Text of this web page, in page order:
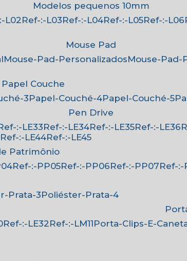
Modelos pequenos 10mm
:-L02 Ref-:-L03 Ref-:-L04 Ref-:-L05 Ref-:-L06
Mouse Pad
Mouse-Pad-Personalizados Mouse-
Papel Couche
3 Papel-Couché-4 Papel-Couché-5
Pen Drive
Ref-:-LE33 Ref-:-LE34 Ref-:-LE35 Ref-:-LE36
Ref-:-LE44
Ref-:-LE45
Patrimônio
Ref-:-PP05 Ref-:-PP06 Ref-:-PP07
Ref-
Prata-3
Poliéster-Prata-4
Ref-:-LE32 Ref-:-LM11
Porta-Clips-E-